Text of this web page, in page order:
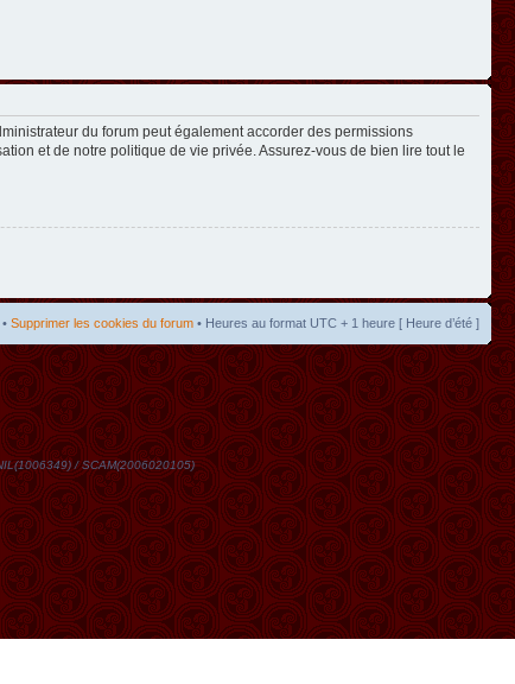
du forum peut également accorder des permissions
et de notre politique de vie privée. Assurez-vous de bien lire tout le
• Supprimer les cookies du forum • Heures au format UTC + 1 heure [ Heure d’été ]
/ SCAM(2006020105)